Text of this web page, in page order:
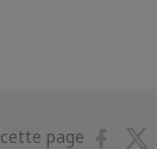
page